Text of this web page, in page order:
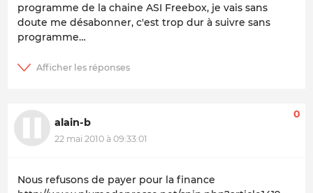
programme de la chaine ASI Freebox, je vais sans
doute me désabonner, c'est trop dur à suivre sans
programme…
alain-b
22 mai 2010 à 09:33:01
0
Nous refusons de payer pour la finance